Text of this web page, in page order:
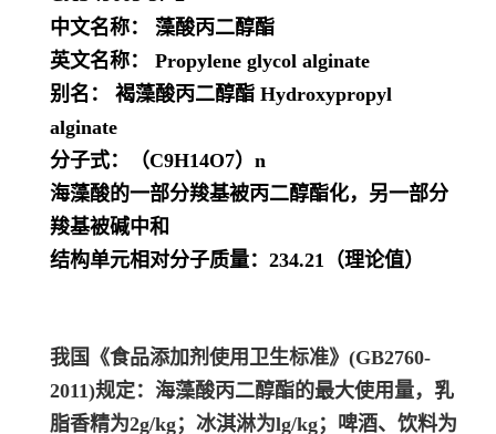
中文名称： 藻酸丙二醇酯
英文名称： Propylene glycol alginate
别名： 褐藻酸丙二醇酯 Hydroxypropyl
alginate
分子式：（C9H14O7）n
海藻酸的一部分羧基被丙二醇酯化，另一部分
羧基被碱中和
结构单元相对分子质量：234.21（理论值）
我国《食品添加剂使用卫生标准》(GB2760-
2011)规定：海藻酸丙二醇酯的最大使用量，乳
脂香精为2g/kg；冰淇淋为lg/kg；啤酒、饮料为